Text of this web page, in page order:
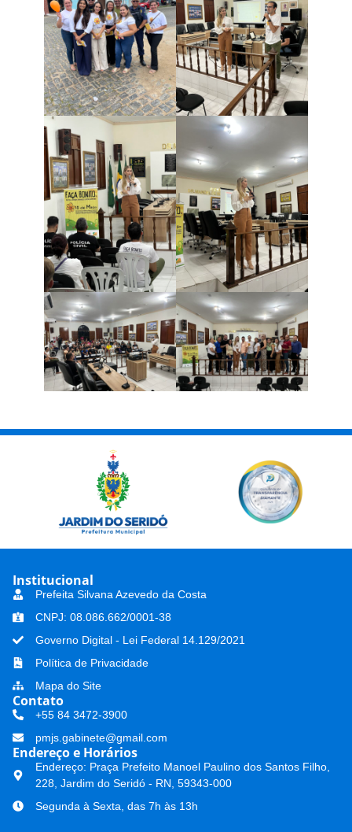
Institucional
Prefeita Silvana Azevedo da Costa
CNPJ: 08.086.662/0001-38
Governo Digital - Lei Federal 14.129/2021
Política de Privacidade
Mapa do Site
Contato
+55 84 3472-3900
pmjs.gabinete@gmail.com
Endereço e Horários
Endereço: Praça Prefeito Manoel Paulino dos Santos Filho,
228, Jardim do Seridó - RN, 59343-000
Segunda à Sexta, das 7h às 13h